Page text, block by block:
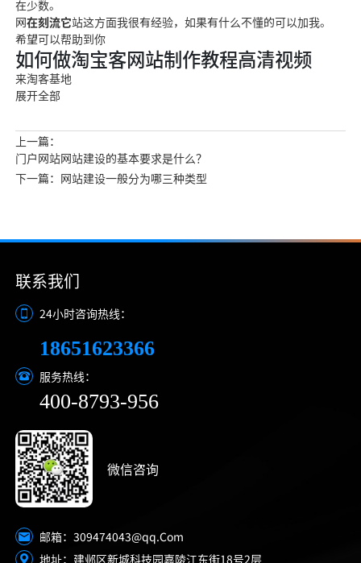
在少数。
网在刻流它站这方面我很有经验，如果有什么不懂的可以加我。
希望可以帮助到你
如何做淘宝客网站制作教程高清视频
来淘客基地
展开全部
上一篇：
门户网站网站建设的基本要求是什么？
下一篇：网站建设一般分为哪三种类型
联系我们
24小时咨询热线：
18651623366
服务热线：
400-8793-956
微信咨询
邮箱： 309474043@qq.Com
地址：建邺区新城科技园嘉陵江东街18号2层